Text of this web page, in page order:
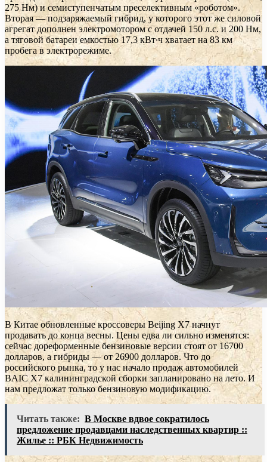
275 Нм) и семиступенчатым преселективным «роботом».
Вторая — подзаряжаемый гибрид, у которого этот же силовой
агрегат дополнен электромотором с отдачей 150 л.с. и 200 Нм,
а тяговой батареи емкостью 17,3 кВт∙ч хватает на 83 км
пробега в электрорежиме.
В Китае обновленные кроссоверы Beijing X7 начнут
продавать до конца весны. Цены едва ли сильно изменятся:
сейчас дореформенные бензиновые версии стоят от 16700
долларов, а гибриды — от 26900 долларов. Что до
российского рынка, то у нас начало продаж автомобилей
BAIC X7 калининградской сборки запланировано на лето. И
нам предложат только бензиновую модификацию.
Читать также: В Москве вдвое сократилось
предложение продавцами наследственных квартир ::
Жилье :: РБК Недвижимость